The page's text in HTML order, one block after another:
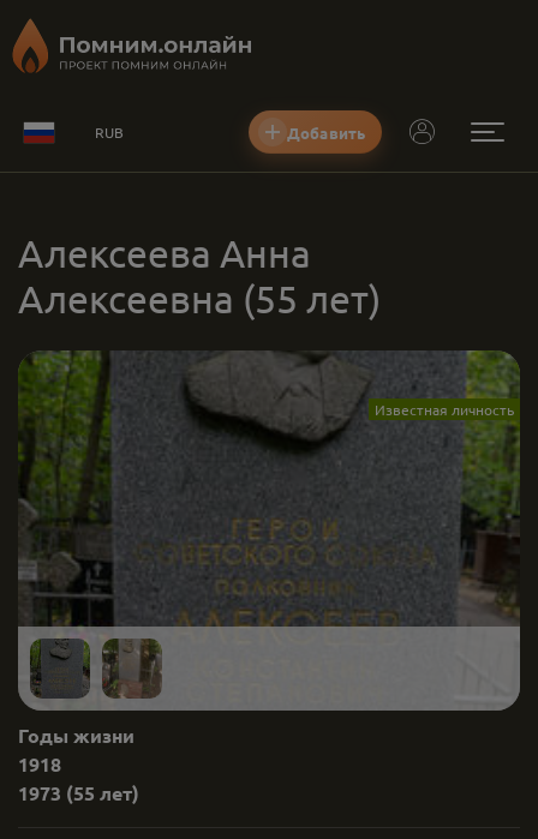
RUB Добавить
Алексеева Анна
Алексеевна (55 лет)
Известная личность
Годы жизни
1918
1973 (55 лет)